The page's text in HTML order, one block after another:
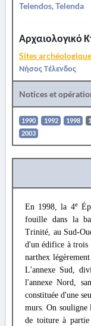
Telendos, Telenda
Αρχαιολογικό
Sites
Νήσος Τέλενδος
Notices et
1990 1992 1998
2003
En 1998, la 4e
fouille dans la
Trinité, au Sud-
d'un édifice à trois
narthex
L'annexe Sud,
l'annexe Nord,
constituée d'une
murs. On souligne
de toiture à